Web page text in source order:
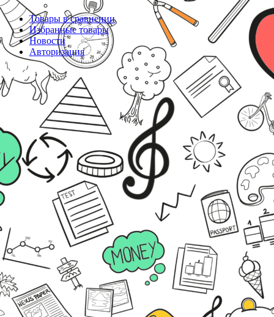
Товары в сравнении
Избранные товары
Новости
Авторизация